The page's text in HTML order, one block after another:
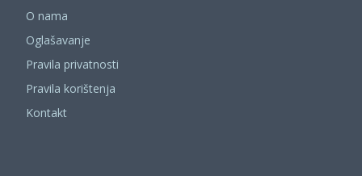
O nama
Oglašavanje
Pravila privatnosti
Pravila korištenja
Kontakt